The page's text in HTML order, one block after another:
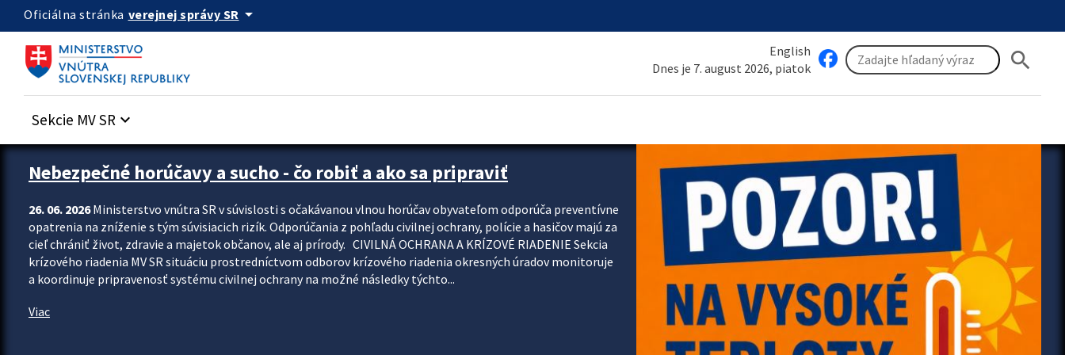
Preskocit na hlavný obsah
Oficiálna stránka verejnej správy SR arrow_drop_down
English
Dnes je 7. august 2026, piatok
search
Sekcie MV SR keyboard_arrow_down
Zastavit automatický posun upútavok
Nebezpečné horúčavy a sucho - čo robiť a ako sa pripraviť
26. 06. 2026Ministerstvo vnútra SR v súvislosti s očakávanou vlnou horúčav obyvateľom odporúča preventívne
opatrenia na zníženie s tým súvisiacich rizík. Odporúčania z pohľadu civilnej ochrany, polície a hasičov majú za
cieľ chrániť život, zdravie a majetok občanov, ale aj prírody. CIVILNÁ OCHRANA A KRÍZOVÉ RIADENIE Sekcia
krízového riadenia MV SR situáciu prostredníctvom odborov krízového riadenia okresných úradov monitoruje
a koordinuje pripravenosť systému civilnej ochrany na možné následky týchto...
Viac